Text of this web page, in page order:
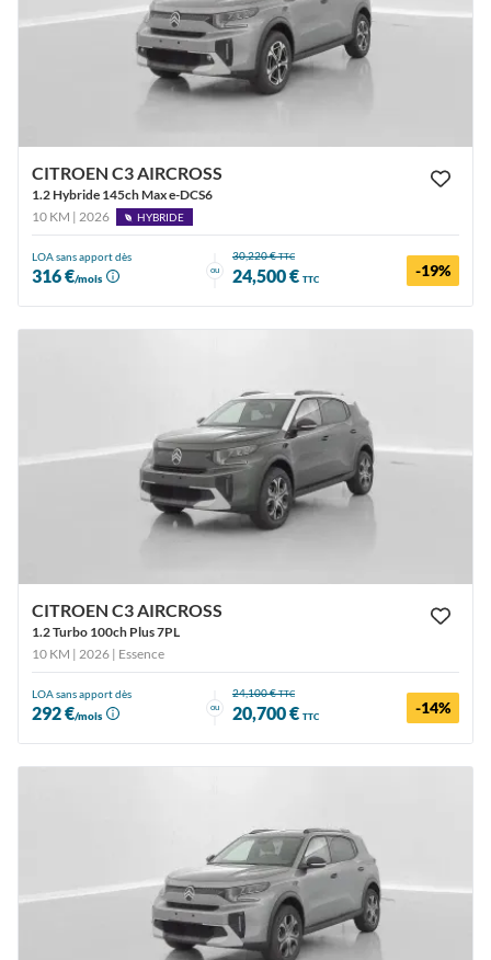
CITROEN C3 AIRCROSS
1.2 Hybride 145ch Max e-DCS6
10 KM | 2026
HYBRIDE
LOA sans apport dès
316 €/mois
ou
30,220 €TTC
24,500 € TTC -19%
CITROEN C3 AIRCROSS
1.2 Turbo 100ch Plus 7PL
10 KM | 2026 | Essence
LOA sans apport dès
292 €/mois
ou
24,100 €TTC
20,700 € TTC -14%